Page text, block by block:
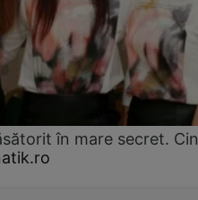
în mare secret.